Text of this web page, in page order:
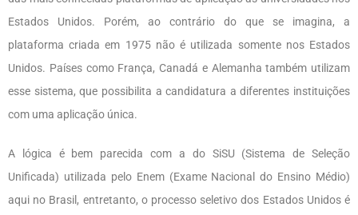
Estados Unidos. Porém, ao contrário do que se imagina, a
plataforma criada em 1975 não é utilizada somente nos Estados
Unidos. Países como França, Canadá e Alemanha também utilizam
esse sistema, que possibilita a candidatura a diferentes instituições
com uma aplicação única.
A lógica é bem parecida com a do SiSU (Sistema de Seleção
Unificada) utilizada pelo Enem (Exame Nacional do Ensino Médio)
aqui no Brasil, entretanto, o processo seletivo dos Estados Unidos é